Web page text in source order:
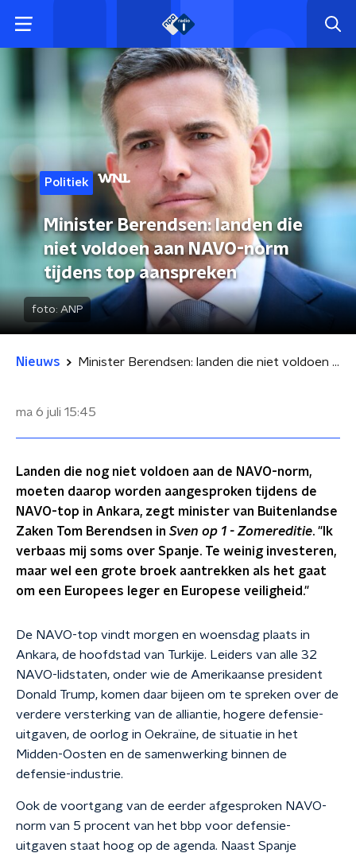
Politiek
Minister Berendsen: landen die
niet voldoen aan NAVO-norm
tijdens top aanspreken
foto: ANP
Nieuws Minister Berendsen: landen die niet voldoen aan NAVO-norm tijdens top aanspreken
ma 6 juli 15:45
Landen die nog niet voldoen aan de NAVO-norm,
moeten daarop worden aangesproken tijdens de
NAVO-top in Ankara, zegt minister van Buitenlandse
Zaken Tom Berendsen in Sven op 1 - Zomereditie. "Ik
verbaas mij soms over Spanje. Te weinig investeren,
maar wel een grote broek aantrekken als het gaat
om een Europees leger en Europese veiligheid."
De NAVO-top vindt morgen en woensdag plaats in
Ankara, de hoofdstad van Turkije. Leiders van alle 32
NAVO-lidstaten, onder wie de Amerikaanse president
Donald Trump, komen daar bijeen om te spreken over de
verdere versterking van de alliantie, hogere defensie-
uitgaven, de oorlog in Oekraïne, de situatie in het
Midden-Oosten en de samenwerking binnen de
defensie-industrie.
Ook de voortgang van de eerder afgesproken NAVO-
norm van 5 procent van het bbp voor defensie-
uitgaven staat hoog op de agenda. Naast Spanje